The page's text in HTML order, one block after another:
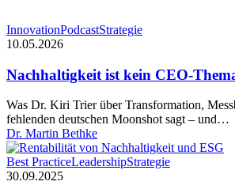
Nachhaltigkeit
ist
CEO-
Thema.
Noch
nicht.
InnovationPodcastStrategie
10.05.2026
Nachhaltigkeit ist kein CEO-
Was Dr. Kiri Trier über Transformation,
fehlenden deutschen Moonshot sagt – und…
Dr. Martin Bethke
Die
Rentabilität
Best PracticeLeadershipStrategie
30.09.2025